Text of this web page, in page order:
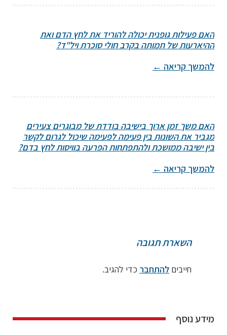
האם פעילות גופנית יכולה להוריד את לחץ הדם ואת
ההיארעות של תמותה בקרב חולי סוכרת ויל"ד?
להמשך קריאה ←
האם משך זמן ארוך בישיבה בודדת של מבוגרים צעירים
מגביר את השונות בין פעימה לפעימה שיכול לגרום לקשר
בין ישיבה ממושכת ולהתפתחות הפרעה בוויסות לחץ בדם?
להמשך קריאה ←
השארת תגובה
חייבים להתחבר כדי להגיב.
מידע נוסף